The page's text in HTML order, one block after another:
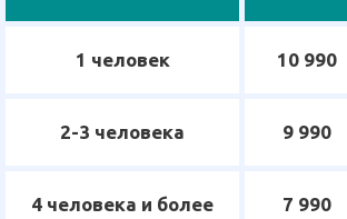
1 человек 10 990
2-3 человека 9 990
4 человека и более 7 990